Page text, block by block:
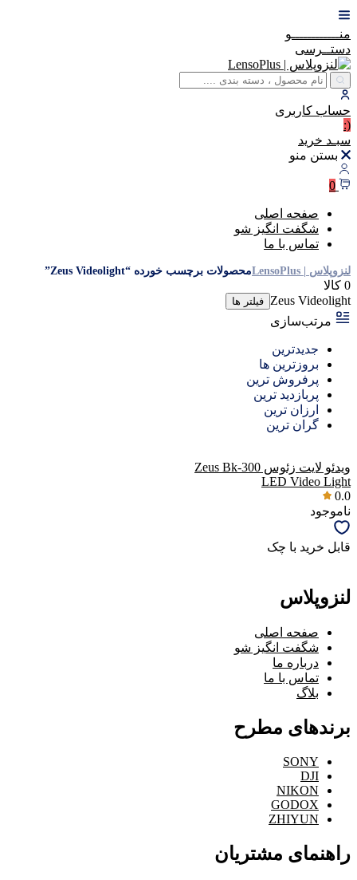
منــــــــــــو
دستــرسی
حساب کاربری
(:
سبـد خرید
بستن منو
0
صفحه اصلی
شگفت انگیز شو
تماس با ما
لنزوپلاس | LensoPlus محصولات برچسب خورده “Zeus Videolight”
0 کالا
Zeus Videolight فیلتر ها
مرتب‌سازی
جدیدترین
بروزترین ها
پرفروش ترین
پربازدید ترین
ارزان ترین
گران ترین
ویدئو لایت زئوس Zeus Bk-300
LED Video Light
0.0
ناموجود
قابل خرید با چک
لنزوپلاس
صفحه اصلی
شگفت انگیز شو
درباره ما
تماس با ما
بلاگ
برندهای مطرح
SONY
DJI
NIKON
GODOX
ZHIYUN
راهنمای مشتریان